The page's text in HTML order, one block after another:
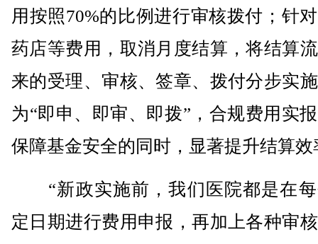
用按照70%的比例进行审核拨付；针
药店等费用，取消月度结算，将结算
来的受理、审核、签章、拨付分步实
为“即申、即审、即拨”，合规费用实
保障基金安全的同时，显著提升结算效
“新政实施前，我们医院都是在每
定日期进行费用申报，再加上各种审